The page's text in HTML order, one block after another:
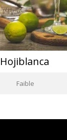
Faible